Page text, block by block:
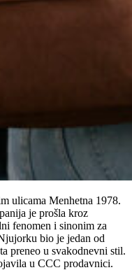
ulicama Menhetna 1978.
je prošla kroz
fenomen i sinonim za
bio je jedan od
preneo u svakodnevni stil.
u CCC prodavnici.